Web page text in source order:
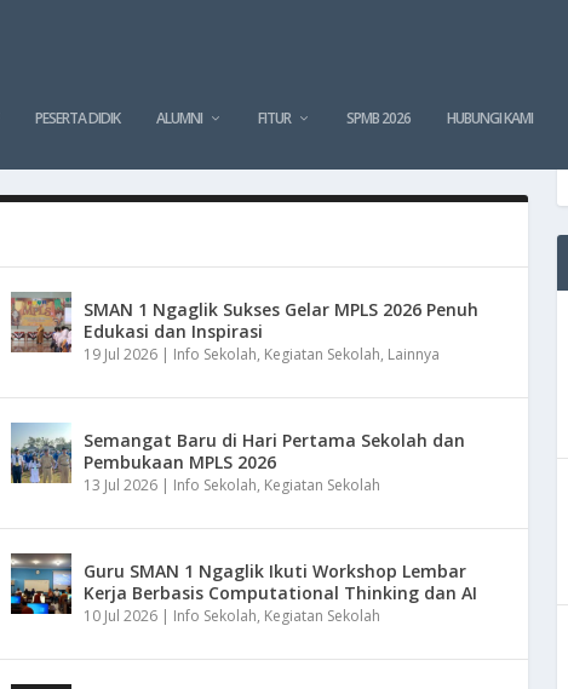
PESERTA DIDIK ALUMNI FITUR SPMB 2026 HUBUNGI KAMI
SMAN 1 Ngaglik Sukses Gelar MPLS 2026 Penuh
Edukasi dan Inspirasi
19 Jul 2026| Info Sekolah, Kegiatan Sekolah, Lainnya
Semangat Baru di Hari Pertama Sekolah dan
Pembukaan MPLS 2026
13 Jul 2026| Info Sekolah, Kegiatan Sekolah
Guru SMAN 1 Ngaglik Ikuti Workshop Lembar
Kerja Berbasis Computational Thinking dan AI
10 Jul 2026| Info Sekolah, Kegiatan Sekolah